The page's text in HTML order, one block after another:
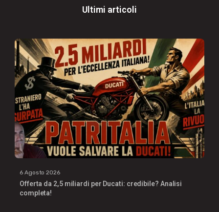
Ultimi articoli
6 Agosto 2026
Offerta da 2,5 miliardi per Ducati: credibile? Analisi
completa!